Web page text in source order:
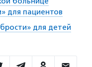
для пациентов
для детей